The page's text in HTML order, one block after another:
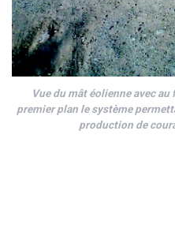
Vue du mât éolienne avec
premier plan le système
production de